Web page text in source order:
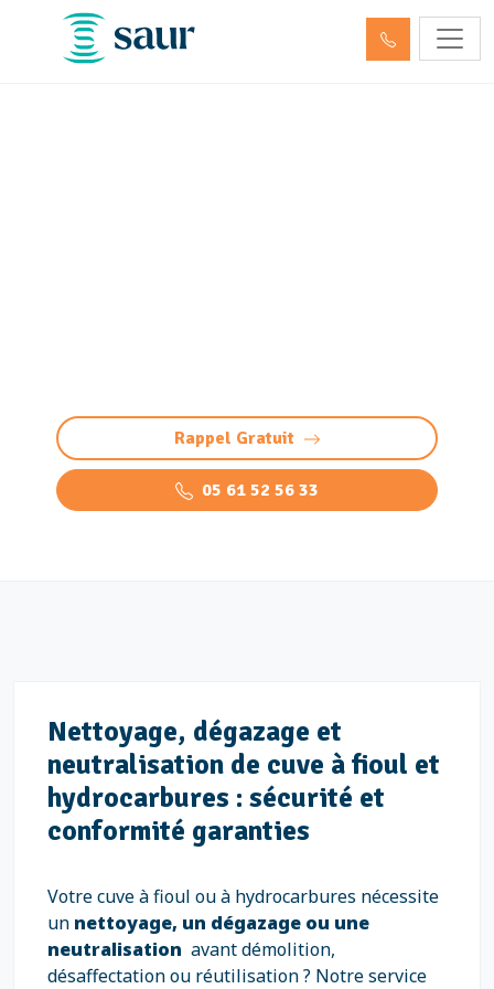
Rappel Gratuit
05 61 52 56 33
Nettoyage, dégazage et
neutralisation de cuve à fioul et
hydrocarbures : sécurité et
conformité garanties
Votre cuve à fioul ou à hydrocarbures nécessite
un nettoyage, un dégazage ou une
neutralisation avant démolition,
désaffectation ou réutilisation ? Notre service